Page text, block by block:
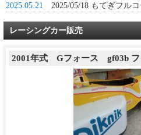
2025.05.21
2025/05/18 もてぎフル
レーシングカー販売
2001年式 Gフォース gf03b フ